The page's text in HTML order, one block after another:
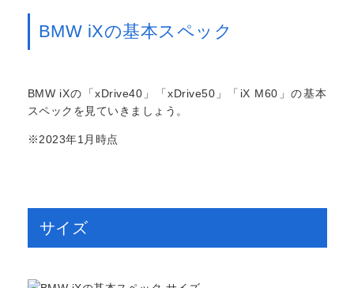
BMW iXの基本スペック
BMW iXの「xDrive40」「xDrive50」「iX M60」の基本
スペックを見ていきましょう。
※2023年1月時点
サイズ